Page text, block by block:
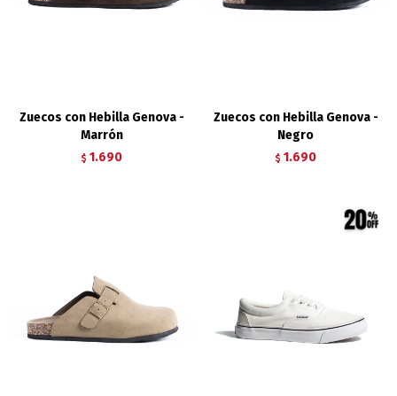
Zuecos con Hebilla Genova -
Marrón
$ 1.690
Zuecos con Hebilla Genova -
Negro
$ 1.690